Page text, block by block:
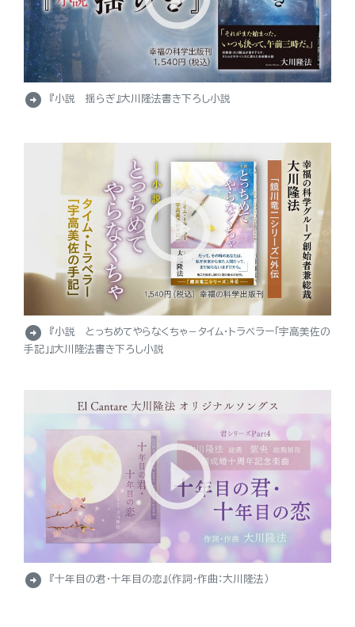
arrow_circle_right 『小説 揺らぎ』大川隆法書き下ろし小説
arrow_circle_right
『小説 とっちめてやらなくちゃ－タイム・トラベラー「宇高美佐の
手記」』大川隆法書き下ろし小説
arrow_circle_right 『十年目の君・十年目の恋』（作詞・作曲：大川隆法）